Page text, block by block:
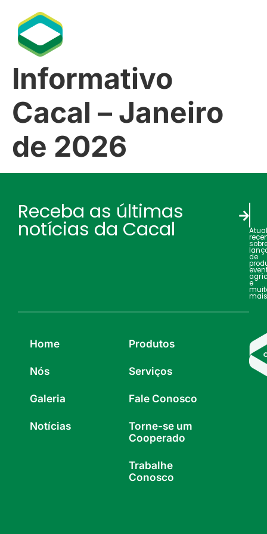
Informativo
Cacal – Janeiro
de 2026
Receba as últimas
notícias da Cacal
de
e
Home
Nós
Galeria
Notícias
Produtos
Serviços
Fale Conosco
Torne-se um
Cooperado
Trabalhe
Conosco